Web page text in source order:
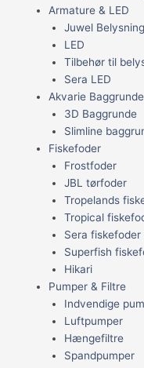
Armature & LED
Juwel Belysning
LED
Tilbehør til
Sera LED
Akvarie Baggrunde
3D Baggrunde
Slimline
Fiskefoder
Frostfoder
JBL tørfoder
Tropelands
Tropical
Sera fiskefoder
Superfish
Hikari
Pumper & Filtre
Indvendige
Luftpumper
Hængefiltre
Spandpumper